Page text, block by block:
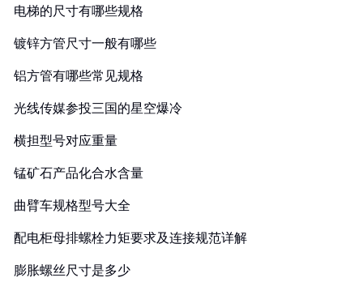
电梯的尺寸有哪些规格
镀锌方管尺寸一般有哪些
铝方管有哪些常见规格
光线传媒参投三国的星空爆冷
横担型号对应重量
锰矿石产品化合水含量
曲臂车规格型号大全
配电柜母排螺栓力矩要求及连接规范详解
膨胀螺丝尺寸是多少